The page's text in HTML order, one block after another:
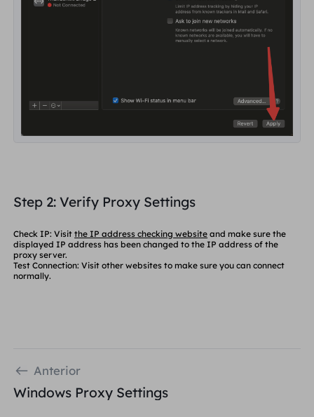
Step 2: Verify Proxy Settings
Check IP: Visitthe IP address checking website and make sure the
displayed IP address has been changed to the IP address of the
proxy server.
Test Connection: Visit other websites to make sure you can connect
normally.
Anterior
Windows Proxy Settings